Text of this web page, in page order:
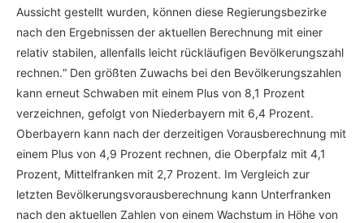
Aussicht gestellt wurden, können diese Regierungsbezirke
nach den Ergebnissen der aktuellen Berechnung mit einer
relativ stabilen, allenfalls leicht rückläufigen Bevölkerungszahl
rechnen.“ Den größten Zuwachs bei den Bevölkerungszahlen
kann erneut Schwaben mit einem Plus von 8,1 Prozent
verzeichnen, gefolgt von Niederbayern mit 6,4 Prozent.
Oberbayern kann nach der derzeitigen Vorausberechnung mit
einem Plus von 4,9 Prozent rechnen, die Oberpfalz mit 4,1
Prozent, Mittelfranken mit 2,7 Prozent. Im Vergleich zur
letzten Bevölkerungsvorausberechnung kann Unterfranken
nach den aktuellen Zahlen von einem Wachstum in Höhe von